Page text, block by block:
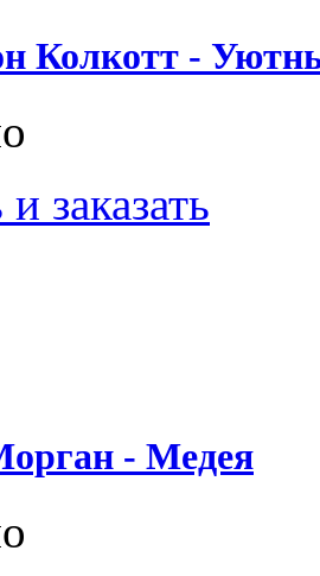
Колкотт -
заказать
- Медея